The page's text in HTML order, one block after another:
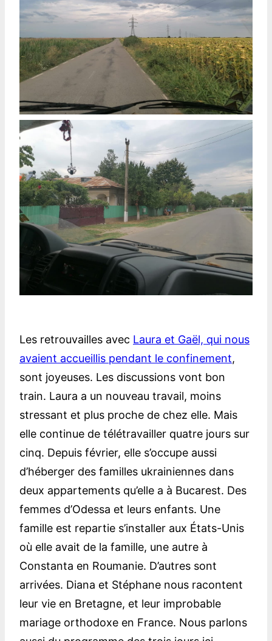
Les retrouvailles avec Laura et Gaël, qui nous
avaient accueillis pendant le confinement,
sont joyeuses. Les discussions vont bon
train. Laura a un nouveau travail, moins
stressant et plus proche de chez elle. Mais
elle continue de télétravailler quatre jours sur
cinq. Depuis février, elle s’occupe aussi
d’héberger des familles ukrainiennes dans
deux appartements qu’elle a à Bucarest. Des
femmes d’Odessa et leurs enfants. Une
famille est repartie s’installer aux États-Unis
où elle avait de la famille, une autre à
Constanta en Roumanie. D’autres sont
arrivées. Diana et Stéphane nous racontent
leur vie en Bretagne, et leur improbable
mariage orthodoxe en France. Nous parlons